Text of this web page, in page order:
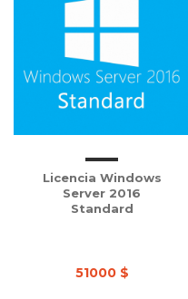
Licencia Windows
Server 2016
Standard
51000 $